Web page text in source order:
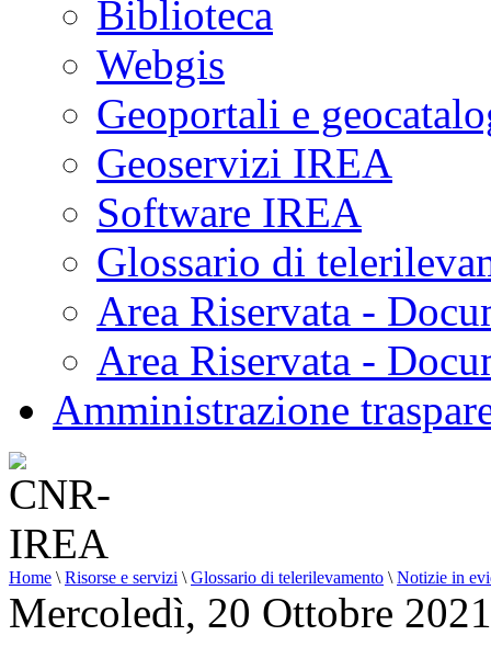
Biblioteca
Webgis
Geoportali e
Geoservizi IREA
Software IREA
Glossario di
Area Riservata -
Area Riservata -
Amministrazione
Home \ Risorse e servizi \ Glossario di telerilevamento \ Notizie in
Mercoledì, 20 Ottobre